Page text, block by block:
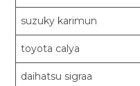
suzuky karimun
toyota calya
daihatsu sigraa